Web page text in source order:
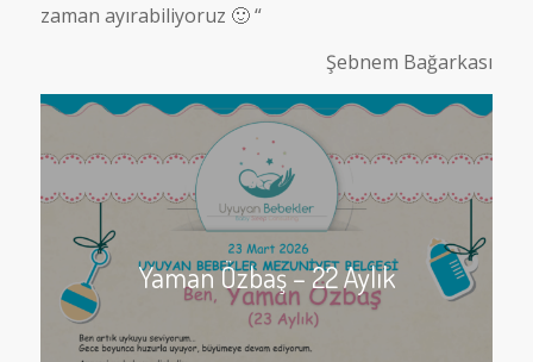
zaman ayırabiliyoruz 🙂 “
Şebnem Bağarkası
Yaman Özbaş – 22 Aylık